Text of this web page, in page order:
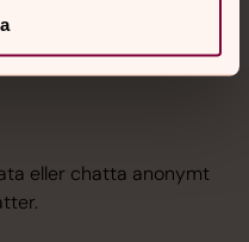
eller chatta anonymt